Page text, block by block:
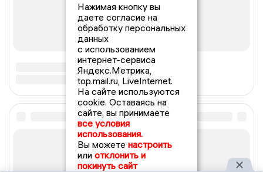
Нажимая кнопку вы
даете согласие на
обработку персональных
данных
с использованием
интернет-сервиса
Яндекс.Метрика,
top.mail.ru, LiveInternet.
На сайте используются
cookie. Оставаясь на
сайте, вы принимаете
все условия
использования.
Вы можете настроить
или отклонить и
покинуть сайт